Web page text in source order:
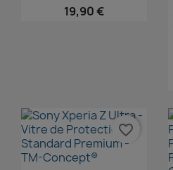
19,90 €
favorite_border